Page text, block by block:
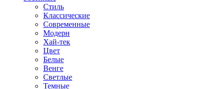
Стиль
Классические
Современные
Модерн
Хай-тек
Цвет
Белые
Венге
Светлые
Темные